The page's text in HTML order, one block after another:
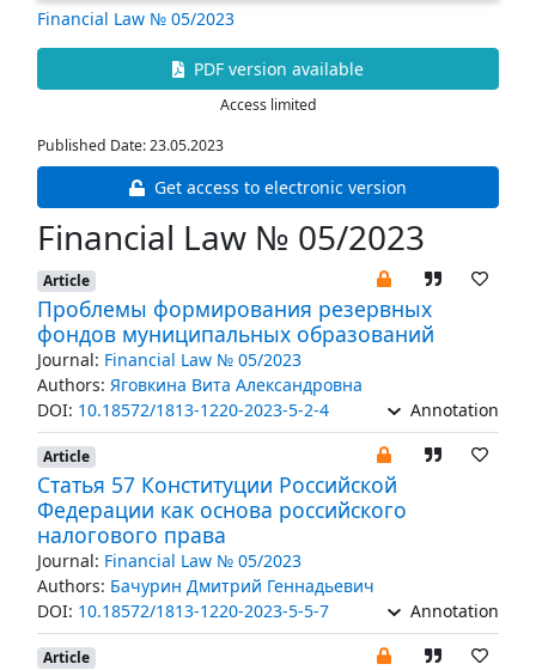
Financial Law № 05/2023
PDF version available
Access limited
Published Date: 23.05.2023
Get access to electronic version
Financial Law № 05/2023
Article
Проблемы формирования резервных
фондов муниципальных образований
Journal: Financial Law № 05/2023
Authors: Яговкина Вита Александровна
DOI: 10.18572/1813-1220-2023-5-2-4 Annotation
Article
Статья 57 Конституции Российской
Федерации как основа российского
налогового права
Journal: Financial Law № 05/2023
Authors: Бачурин Дмитрий Геннадьевич
DOI: 10.18572/1813-1220-2023-5-5-7 Annotation
Article